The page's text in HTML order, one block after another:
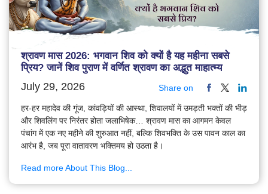
श्रावण मास 2026: भगवान शिव को क्यों है यह महीना सबसे
प्रिय? जानें शिव पुराण में वर्णित श्रावण का अद्भुत माहात्म्य
July 29, 2026 Share on
हर-हर महादेव की गूंज, कांवड़ियों की आस्था, शिवालयों में उमड़ती भक्तों की भीड़
और शिवलिंग पर निरंतर होता जलाभिषेक… श्रावण मास का आगमन केवल
पंचांग में एक नए महीने की शुरुआत नहीं, बल्कि शिवभक्ति के उस पावन काल का
आरंभ है, जब पूरा वातावरण भक्तिमय हो उठता है।
Read more About This Blog...